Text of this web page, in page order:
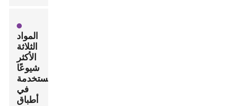
المواد
الثلاثة
الأكثر
شيوعًا
المستخدمة
في
أطباق